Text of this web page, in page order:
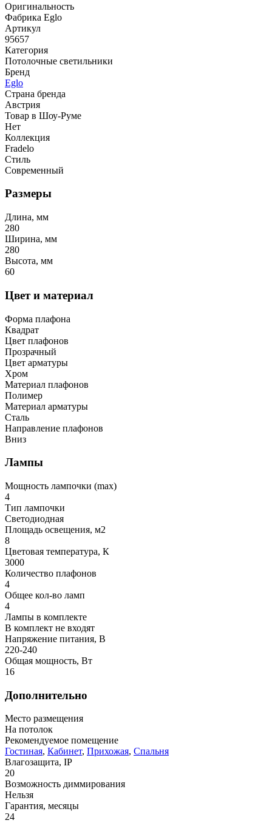
Оригинальность
Фабрика Eglo
Артикул
95657
Категория
Потолочные светильники
Бренд
Eglo
Страна бренда
Австрия
Товар в Шоу-Руме
Нет
Коллекция
Fradelo
Стиль
Современный
Размеры
Длина, мм
280
Ширина, мм
280
Высота, мм
60
Цвет и материал
Форма плафона
Квадрат
Цвет плафонов
Прозрачный
Цвет арматуры
Хром
Материал плафонов
Полимер
Материал арматуры
Сталь
Направление плафонов
Вниз
Лампы
Мощность лампочки (max)
4
Тип лампочки
Светодиодная
Площадь освещения, м2
8
Цветовая температура, К
3000
Количество плафонов
4
Общее кол-во ламп
4
Лампы в комплекте
В комплект не входят
Напряжение питания, В
220-240
Общая мощность, Вт
16
Дополнительно
Место размещения
На потолок
Рекомендуемое помещение
Гостиная, Кабинет, Прихожая, Спальня
Влагозащита, IP
20
Возможность диммирования
Нельзя
Гарантия, месяцы
24